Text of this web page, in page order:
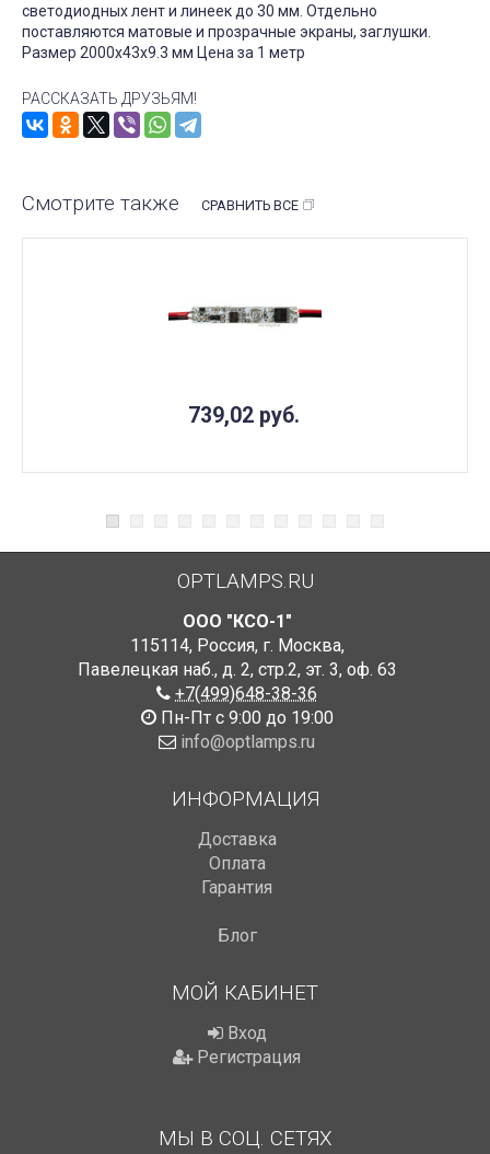
светодиодных лент и линеек до 30 мм. Отдельно
поставляются матовые и прозрачные экраны, заглушки.
Размер 2000х43х9.3 мм Цена за 1 метр
РАССКАЗАТЬ ДРУЗЬЯМ!
Смотрите также СРАВНИТЬ ВСЕ
739,02 руб.
OPTLAMPS.RU
ООО "КСО-1"
115114, Россия, г. Москва,
Павелецкая наб., д. 2, стр.2, эт. 3, оф. 63
+7(499)648-38-36
Пн-Пт с 9:00 до 19:00
info@optlamps.ru
ИНФОРМАЦИЯ
Доставка
Оплата
Гарантия
Блог
МОЙ КАБИНЕТ
Вход
Регистрация
МЫ В СОЦ. СЕТЯХ